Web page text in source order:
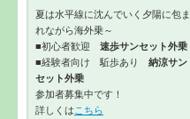
夏は水平線に沈んでいく夕陽に包ま
れながら海外乗～
■初心者歓迎 速歩サンセット外乗
■経験者向け 駈歩あり 納涼サン
セット外乗
参加者募集中です！
詳しくは こちら